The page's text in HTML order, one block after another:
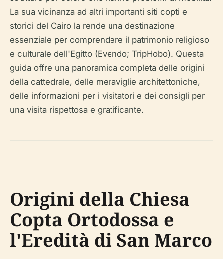
La sua vicinanza ad altri importanti siti copti e
storici del Cairo la rende una destinazione
essenziale per comprendere il patrimonio religioso
e culturale dell'Egitto (Evendo; TripHobo). Questa
guida offre una panoramica completa delle origini
della cattedrale, delle meraviglie architettoniche,
delle informazioni per i visitatori e dei consigli per
una visita rispettosa e gratificante.
Origini della Chiesa
Copta Ortodossa e
l'Eredità di San Marco